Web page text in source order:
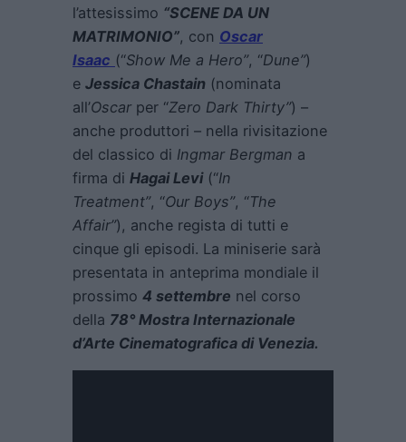
l’attesissimo “SCENE DA UN
MATRIMONIO”, con Oscar
Isaac (“Show Me a Hero”, “Dune”)
e Jessica Chastain (nominata
all’Oscarper “Zero Dark Thirty”) –
anche produttori – nella rivisitazione
del classico di Ingmar Bergman a
firma di Hagai Levi(“In
Treatment”, “Our Boys”, “The
Affair”), anche regista di tutti e
cinque gli episodi. La miniserie sarà
presentata in anteprima mondiale il
prossimo 4 settembre nel corso
della 78° Mostra Internazionale
d’Arte Cinematografica di Venezia.